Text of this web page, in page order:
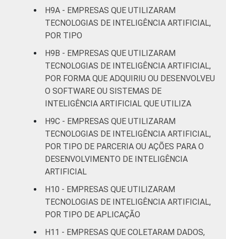
atividades de
serviços
do Ponto BR. (2025). Pesquisa sobre o uso
das tecnologias de informação e
comunicação nas empresas brasileiras: TIC
Empresas 2024 [Tabelas].
¹Este indicador foi coletado somente entre
as empresas que possuem especialistas,
área ou departamento de TI. Para fins de
divulgação, são apresentados os resultados
pelo total de empresas.
H9A - EMPRESAS QUE UTILIZARAM
TECNOLOGIAS DE INTELIGÊNCIA ARTIFICIAL,
POR TIPO
H9B - EMPRESAS QUE UTILIZARAM
TECNOLOGIAS DE INTELIGÊNCIA ARTIFICIAL,
POR FORMA QUE ADQUIRIU OU DESENVOLVEU
O SOFTWARE OU SISTEMAS DE
INTELIGÊNCIA ARTIFICIAL QUE UTILIZA
H9C - EMPRESAS QUE UTILIZARAM
TECNOLOGIAS DE INTELIGÊNCIA ARTIFICIAL,
POR TIPO DE PARCERIA OU AÇÕES PARA O
DESENVOLVIMENTO DE INTELIGÊNCIA
ARTIFICIAL
H10 - EMPRESAS QUE UTILIZARAM
TECNOLOGIAS DE INTELIGÊNCIA ARTIFICIAL,
POR TIPO DE APLICAÇÃO
H11 - EMPRESAS QUE COLETARAM DADOS,